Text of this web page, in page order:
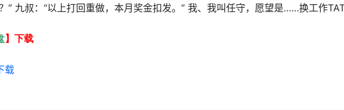
” 九叔：“以上打回重做，本月奖金扣发。” 我、我叫任守，愿望是……换工作
】下载
载